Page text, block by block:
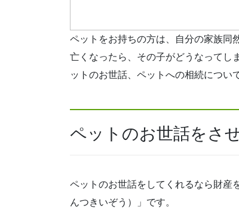
ペットをお持ちの方は、自分の家族同
亡くなったら、その子がどうなってし
ットのお世話、ペットへの相続につい
ペットのお世話をさ
ペットのお世話をしてくれるなら財産
んつきいぞう）」です。